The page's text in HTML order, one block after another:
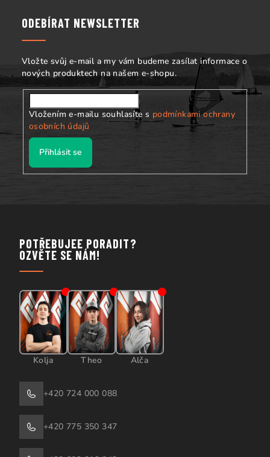
ODEBÍRAT NEWSLETTER
Vložte svůj e-mail a my vám budeme zasílat informace o
nových produktech na našem e-shopu.
Vložením e-mailu souhlasíte s podmínkami ochrany
osobních údajů
Přihlásit se
POTŘEBUJEE PORADIT?
OZVĚTE SE NÁM!
Kolja Theo Alča
+420 724 000 088
+420 775 350 347